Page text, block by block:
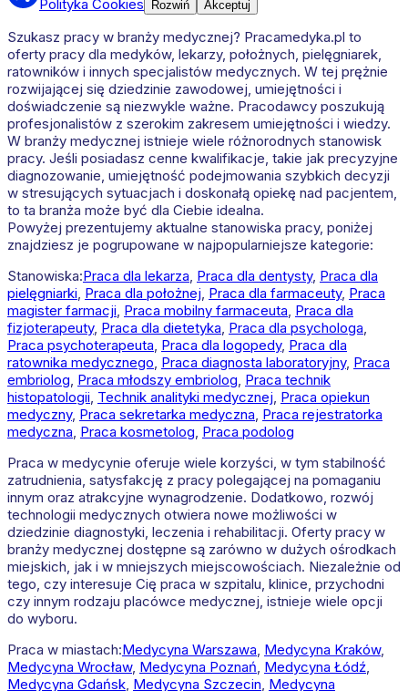
Polityka Cookies Rozwiń Akceptuj
Szukasz pracy w branży medycznej? Pracamedyka.pl to
oferty pracy dla medyków, lekarzy, położnych, pielęgniarek,
ratowników i innych specjalistów medycznych. W tej prężnie
rozwijającej się dziedzinie zawodowej, umiejętności i
doświadczenie są niezwykle ważne. Pracodawcy poszukują
profesjonalistów z szerokim zakresem umiejętności i wiedzy.
W branży medycznej istnieje wiele różnorodnych stanowisk
pracy. Jeśli posiadasz cenne kwalifikacje, takie jak precyzyjne
diagnozowanie, umiejętność podejmowania szybkich decyzji
w stresujących sytuacjach i doskonałą opiekę nad pacjentem,
to ta branża może być dla Ciebie idealna.
Powyżej prezentujemy aktualne stanowiska pracy, poniżej
znajdziesz je pogrupowane w najpopularniejsze kategorie:
Stanowiska:Praca dla lekarza, Praca dla dentysty, Praca dla
pielęgniarki, Praca dla położnej, Praca dla farmaceuty, Praca
magister farmacji, Praca mobilny farmaceuta, Praca dla
fizjoterapeuty, Praca dla dietetyka, Praca dla psychologa,
Praca psychoterapeuta, Praca dla logopedy, Praca dla
ratownika medycznego, Praca diagnosta laboratoryjny, Praca
embriolog, Praca młodszy embriolog, Praca technik
histopatologii, Technik analityki medycznej, Praca opiekun
medyczny, Praca sekretarka medyczna, Praca rejestratorka
medyczna, Praca kosmetolog, Praca podolog
Praca w medycynie oferuje wiele korzyści, w tym stabilność
zatrudnienia, satysfakcję z pracy polegającej na pomaganiu
innym oraz atrakcyjne wynagrodzenie. Dodatkowo, rozwój
technologii medycznych otwiera nowe możliwości w
dziedzinie diagnostyki, leczenia i rehabilitacji. Oferty pracy w
branży medycznej dostępne są zarówno w dużych ośrodkach
miejskich, jak i w mniejszych miejscowościach. Niezależnie od
tego, czy interesuje Cię praca w szpitalu, klinice, przychodni
czy innym rodzaju placówce medycznej, istnieje wiele opcji
do wyboru.
Praca w miastach:Medycyna Warszawa, Medycyna Kraków,
Medycyna Wrocław, Medycyna Poznań, Medycyna Łódź,
Medycyna Gdańsk, Medycyna Szczecin, Medycyna